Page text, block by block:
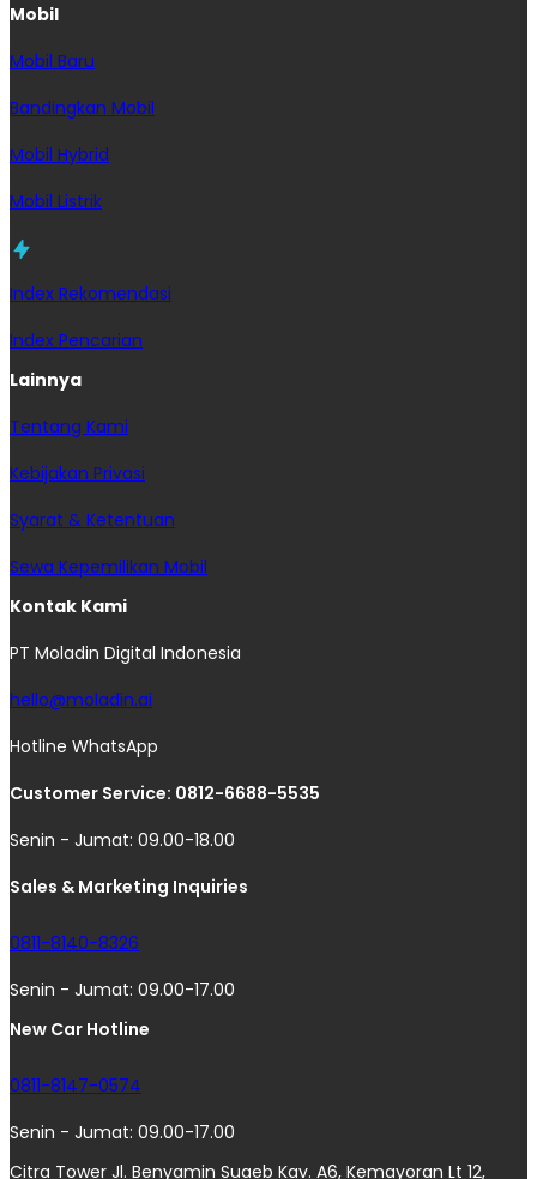
Mobil
Mobil Baru
Bandingkan Mobil
Mobil Hybrid
Mobil Listrik
Index Rekomendasi
Index Pencarian
Lainnya
Tentang Kami
Kebijakan Privasi
Syarat & Ketentuan
Sewa Kepemilikan Mobil
Kontak Kami
PT Moladin Digital Indonesia
hello@moladin.ai
Hotline WhatsApp
Customer Service: 0812-6688-5535
Senin - Jumat: 09.00-18.00
Sales & Marketing Inquiries
0811-8140-8326
Senin - Jumat: 09.00-17.00
New Car Hotline
0811-8147-0574
Senin - Jumat: 09.00-17.00
Citra Tower Jl. Benyamin Suaeb Kav. A6, Kemayoran Lt 12,